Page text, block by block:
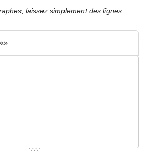
laissez simplement des lignes